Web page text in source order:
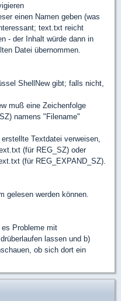
einen Namen geben (was
text.txt reicht
- der Inhalt würde dann in
Datei übernommen.
ShellNew gibt; falls nicht,
muß eine Zeichenfolge
namens "Filename"
Textdatei verweisen,
(für REG_SZ) oder
(für REG_EXPAND_SZ).
gelesen werden können.
Probleme mit
lassen und b)
ob sich dort ein